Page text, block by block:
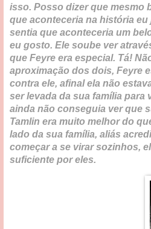
isso. Posso dizer que mesmo
que aconteceria na história eu
sentia que aconteceria um
eu gosto. Ele soube ver
que Feyre era especial. Tá!
aproximação dos dois, Feyre
contra ele, afinal ela não
ser levada da sua família para
ainda não conseguia ver que
Tamlin era muito melhor do
lado da sua família, aliás
começar a se virar sozinhos,
suficiente por eles.